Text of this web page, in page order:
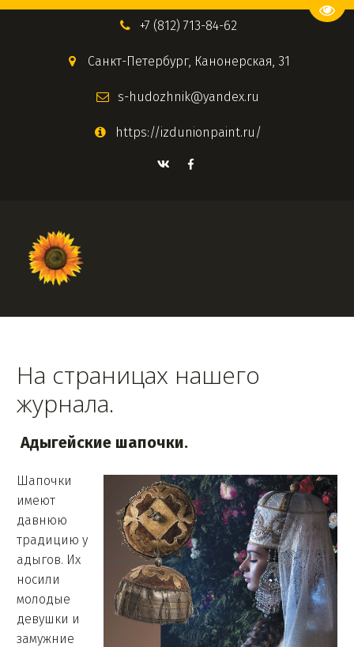
+7 (812) 713-84-62
Санкт-Петербург, Канонерская, 31
s-hudozhnik@yandex.ru
https://izdunionpaint.ru/
На страницах нашего
журнала.
Адыгейские шапочки.
Шапочки
имеют
давнюю
традицию у
адыгов. Их
носили
молодые
девушки и
замужние